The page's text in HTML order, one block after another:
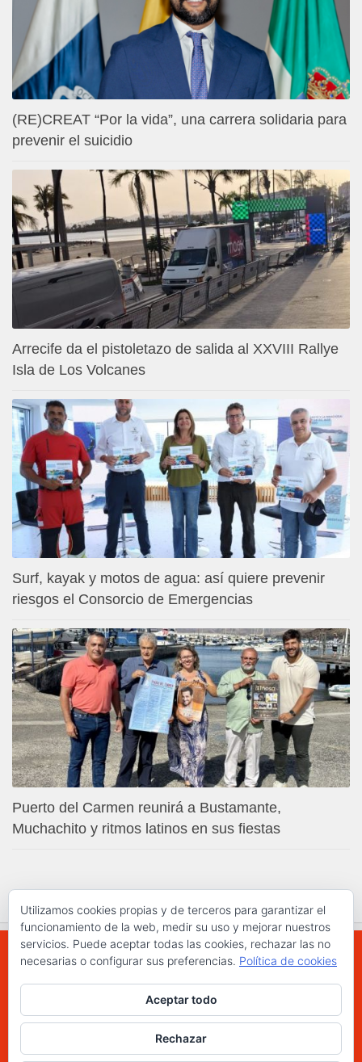
(RE)CREAT “Por la vida”, una carrera solidaria para
prevenir el suicidio
Arrecife da el pistoletazo de salida al XXVIII Rallye
Isla de Los Volcanes
Surf, kayak y motos de agua: así quiere prevenir
riesgos el Consorcio de Emergencias
Puerto del Carmen reunirá a Bustamante,
Muchachito y ritmos latinos en sus fiestas
WWW.ELCHAPLON.COM © 2026. Todos los
derechos reservados.
Utilizamos cookies propias y de terceros para garantizar el
funcionamiento de la web, medir su uso y mejorar nuestros
servicios. Puede aceptar todas las cookies, rechazar las no
necesarias o configurar sus preferencias. Política de cookies
Aceptar todo
Rechazar